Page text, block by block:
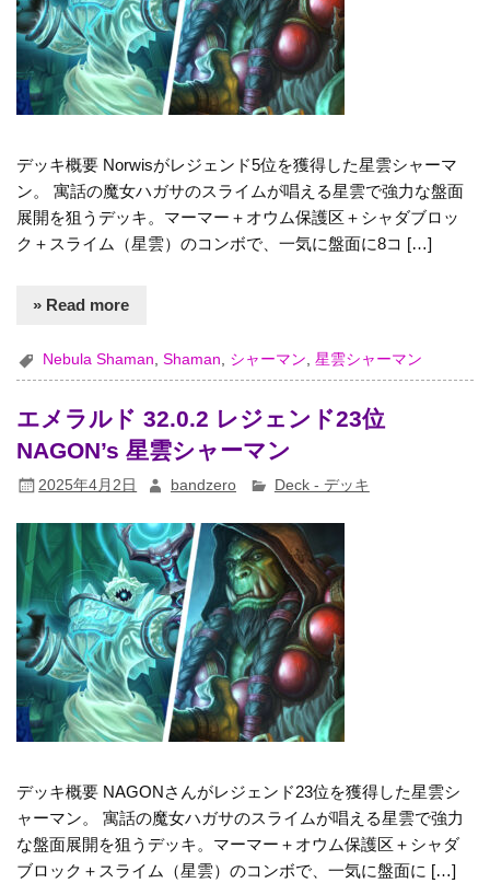
デッキ概要 Norwisがレジェンド5位を獲得した星雲シャーマ
ン。 寓話の魔女ハガサのスライムが唱える星雲で強力な盤面
展開を狙うデッキ。マーマー＋オウム保護区＋シャダブロッ
ク＋スライム（星雲）のコンボで、一気に盤面に8コ […]
» Read more
Nebula Shaman ,Shaman シャーマン ,星雲シャーマン
エメラルド 32.0.2 レジェンド23位
NAGON’s 星雲シャーマン
2025年4月2日 bandzero Deck - デッキ
デッキ概要 NAGONさんがレジェンド23位を獲得した星雲シ
ャーマン。 寓話の魔女ハガサのスライムが唱える星雲で強力
な盤面展開を狙うデッキ。マーマー＋オウム保護区＋シャダ
ブロック＋スライム（星雲）のコンボで、一気に盤面に […]